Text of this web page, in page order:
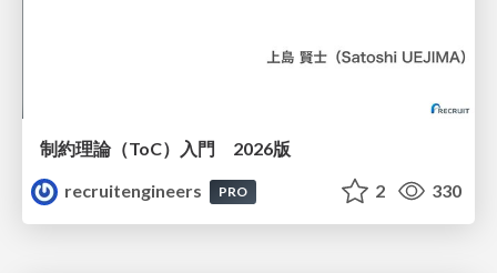
制約理論（ToC）入門 2026版
recruitengineers
PRO 2 330